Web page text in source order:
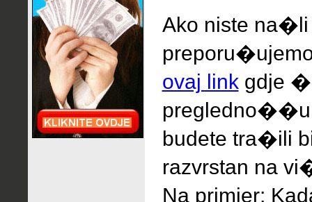
Ako niste
ovaj linkgdje
budete tra�ili
razvrstan na
Na primjer: